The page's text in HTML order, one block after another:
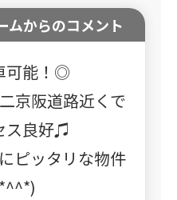
ムからのコメント
可能！◎
京阪道路近くで
ス良好♫
ピッタリな物件